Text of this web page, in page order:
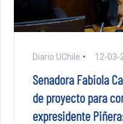
Diario UChile 12-03-
Senadora Fabiola
de proyecto para
expresidente